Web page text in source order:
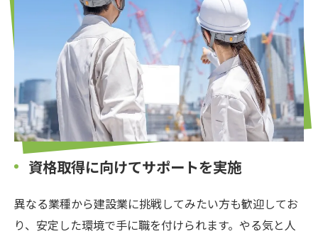
資格取得に向けてサポートを実施
異なる業種から建設業に挑戦してみたい方も歓迎してお
り、安定した環境で手に職を付けられます。やる気と人